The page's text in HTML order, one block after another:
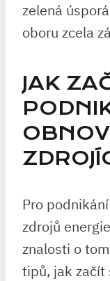
zelená
oboru zcela
JAK
Pro
zdrojů
znalosti o
tipů, jak začít